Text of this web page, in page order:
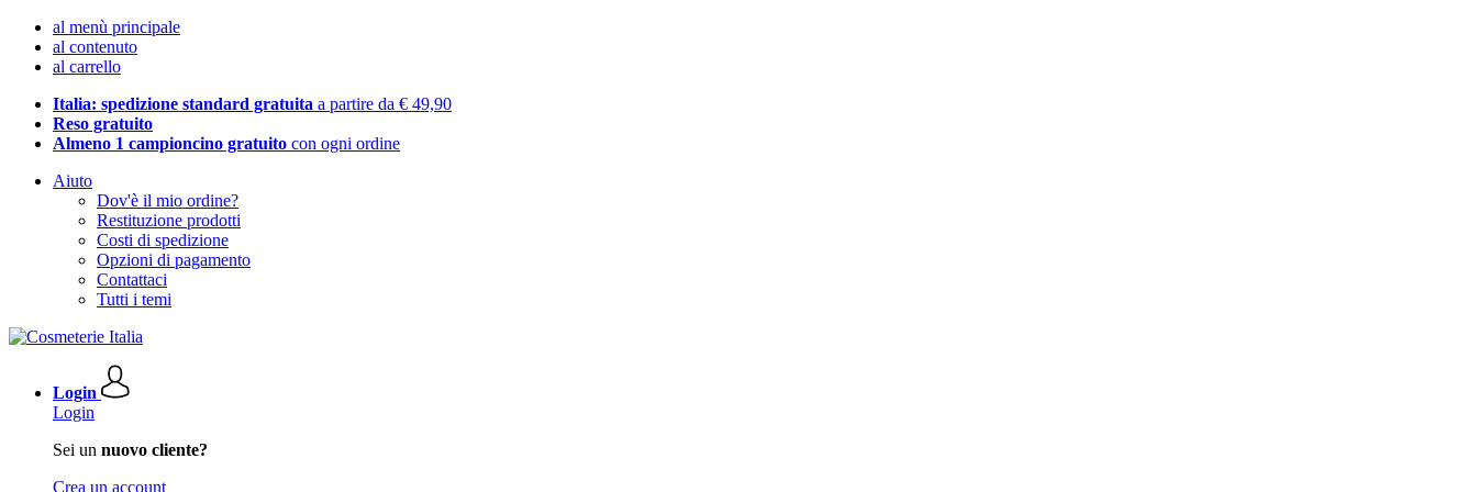
al menù principale
al contenuto
al carrello
Italia: spedizione standard gratuita a partire da € 49,90
Reso gratuito
Almeno 1 campioncino gratuito con ogni ordine
Aiuto
Dov'è il mio ordine?
Restituzione prodotti
Costi di spedizione
Opzioni di pagamento
Contattaci
Tutti i temi
Login
Login
Sei un nuovo cliente?
Crea un account